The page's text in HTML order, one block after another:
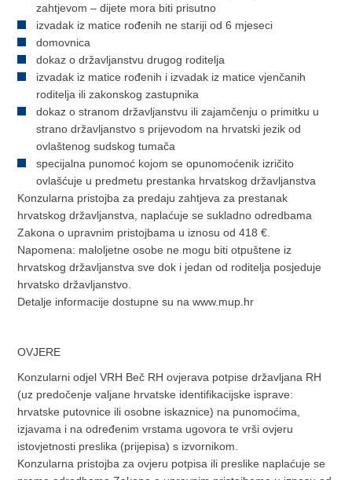
zahtjevom – dijete mora biti prisutno
izvadak iz matice rođenih ne stariji od 6 mjeseci
domovnica
dokaz o državljanstvu drugog roditelja
izvadak iz matice rođenih i izvadak iz matice vjenčanih
roditelja ili zakonskog zastupnika
dokaz o stranom državljanstvu ili zajamčenju o primitku u
strano državljanstvo s prijevodom na hrvatski jezik od
ovlaštenog sudskog tumača
specijalna punomoć kojom se opunomoćenik izričito
ovlašćuje u predmetu prestanka hrvatskog državljanstva
Konzularna pristojba za predaju zahtjeva za prestanak
hrvatskog državljanstva, naplaćuje se sukladno odredbama
Zakona o upravnim pristojbama u iznosu od 418 €.
Napomena: maloljetne osobe ne mogu biti otpuštene iz
hrvatskog državljanstva sve dok i jedan od roditelja posjeduje
hrvatsko državljanstvo.
Detalje informacije dostupne su na www.mup.hr
OVJERE
Konzularni odjel VRH Beč RH ovjerava potpise državljana RH
(uz predočenje valjane hrvatske identifikacijske isprave:
hrvatske putovnice ili osobne iskaznice) na punomoćima,
izjavama i na određenim vrstama ugovora te vrši ovjeru
istovjetnosti preslika (prijepisa) s izvornikom.
Konzularna pristojba za ovjeru potpisa ili preslike naplaćuje se